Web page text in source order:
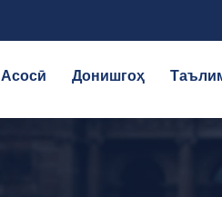
Асосӣ Донишгоҳ